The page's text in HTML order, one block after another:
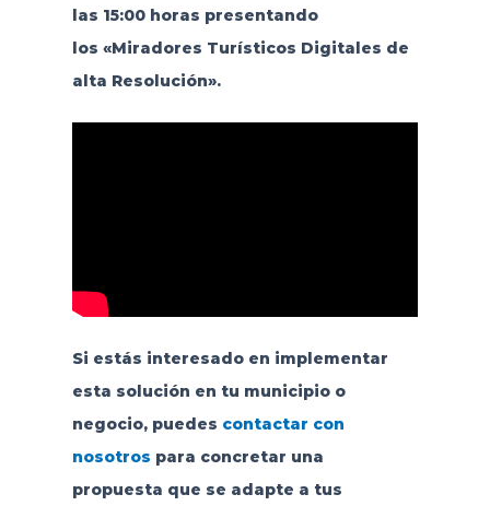
las 15:00 horas presentando
los «Miradores Turísticos Digitales de
alta Resolución».
Si estás interesado en implementar
esta solución en tu municipio o
negocio, puedes contactar con
nosotros para concretar una
propuesta que se adapte a tus